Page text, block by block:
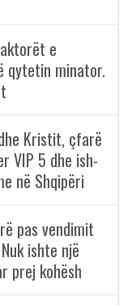
e
qytetin minator.
Kristit, çfarë
VIP 5 dhe ish-
në Shqipëri
pas vendimit
ishte një
prej kohësh